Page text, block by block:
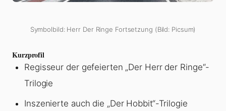
Symbolbild: Herr Der Ringe Fortsetzung (Bild: Picsum)
Kurzprofil
Regisseur der gefeierten „Der Herr der Ringe“-
Trilogie
Inszenierte auch die „Der Hobbit“-Trilogie